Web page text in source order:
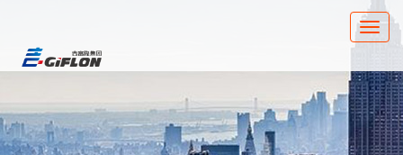
Toggle